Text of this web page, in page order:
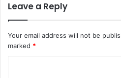
Leave a Reply
Your email address will not be
marked *